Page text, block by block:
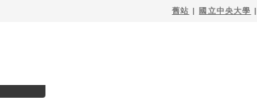
舊站 | 國立中央大學 |